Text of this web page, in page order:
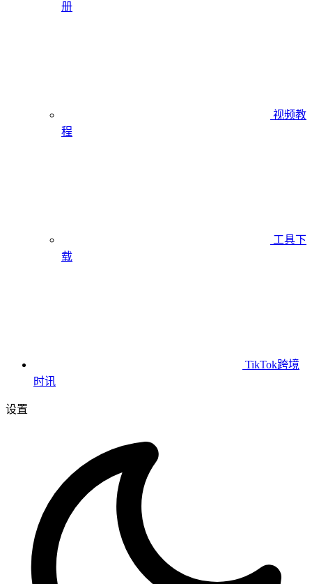
册
视频教
程
工具下
载
TikTok跨境
时讯
设置